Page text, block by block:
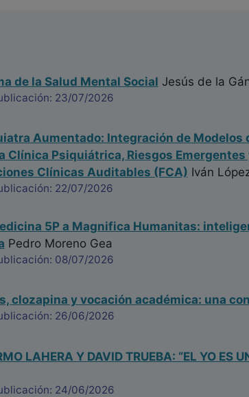
de la Salud Mental Social Jesús de la
23/07/2026
Aumentado: Integración de Modelos
Clínica Psiquiátrica, Riesgos
Clínicas Auditables (FCA) Iván
22/07/2026
5P a Magnifica Humanitas:
Pedro Moreno Gea
08/07/2026
clozapina y vocación académica: una
26/06/2026
LAHERA Y DAVID TRUEBA: “EL YO ES
24/06/2026